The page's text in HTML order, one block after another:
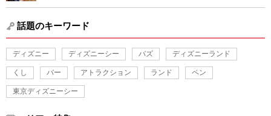
話題のキーワード
ディズニー ディズニーシー バズ ディズニーランド
くし バー アトラクション ランド ペン
東京ディズニーシー